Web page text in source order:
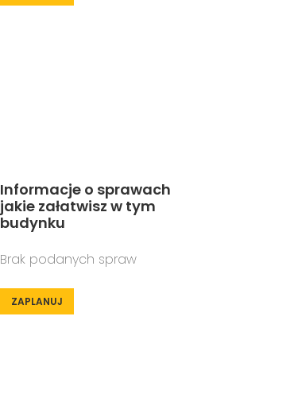
Informacje o sprawach
jakie załatwisz w tym
budynku
Brak podanych spraw
ZAPLANUJ